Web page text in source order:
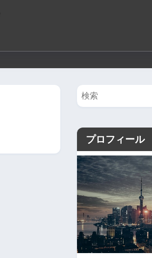
プロフィール